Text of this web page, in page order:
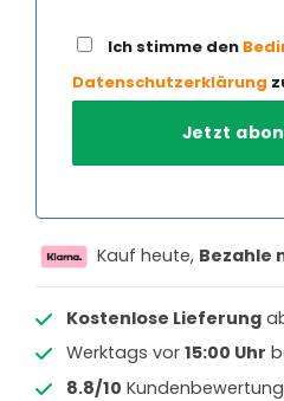
Ich stimme den
Datenschutzerklärung
Kauf heute, Bezahle
Kostenlose Lieferung
Werktags vor 15:00 Uhr
8.8/10 Kundenbewertung